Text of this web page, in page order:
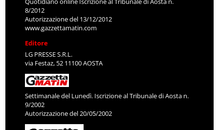
8/2012
Autorizzazione del 13/12/2012
www.gazzettamatin.com
Editore
LG PRESSE S.R.L.
via Festaz, 52 11100 AOSTA
Settimanale del Lunedì. Iscrizione al Tribunale di Aosta n.
9/2002
Autorizzazione del 20/05/2002